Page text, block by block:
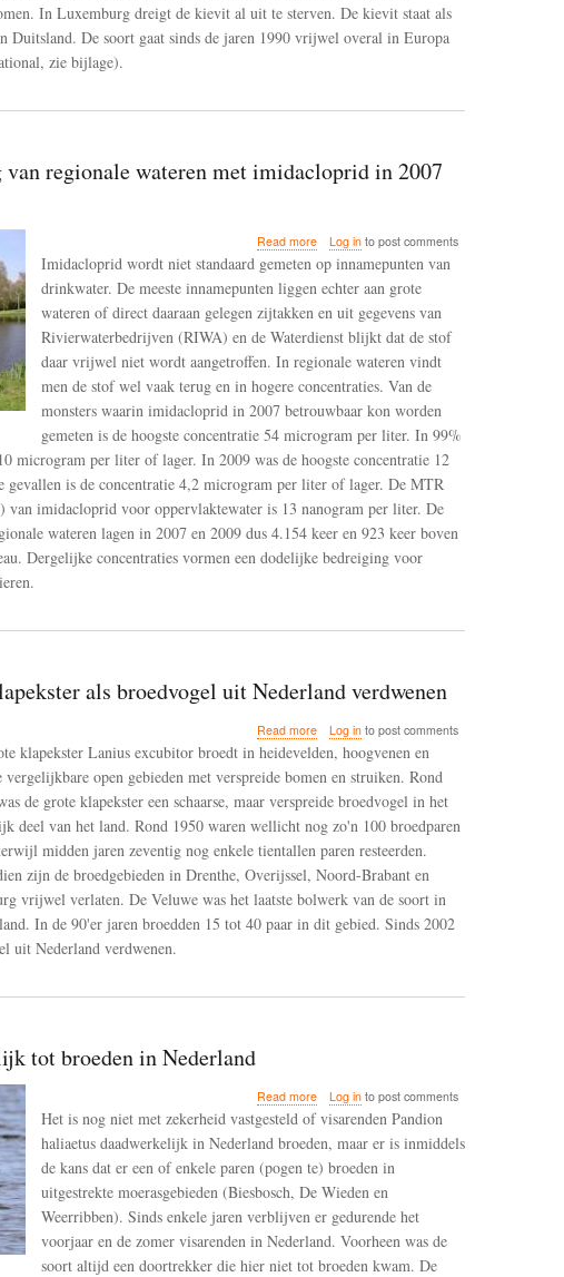
In Luxemburg dreigt de kievit al uit te sterven. De kievit staat als
Duitsland. De soort gaat sinds de jaren 1990 vrijwel overal in Europa
zie bijlage).
regionale wateren met imidacloprid in 2007
Read more about
Extreme
verontreiniging
van
regionale
wateren
imidacloprid
in
2007
2009
Log in to post comments
Imidacloprid wordt niet standaard gemeten op innamepunten van
drinkwater. De meeste innamepunten liggen echter aan grote
wateren of direct daaraan gelegen zijtakken en uit gegevens van
Rivierwaterbedrijven (RIWA) en de Waterdienst blijkt dat de stof
daar vrijwel niet wordt aangetroffen. In regionale wateren vindt
men de stof wel vaak terug en in hogere concentraties. Van de
monsters waarin imidacloprid in 2007 betrouwbaar kon worden
gemeten is de hoogste concentratie 54 microgram per liter. In 99%
microgram per liter of lager. In 2009 was de hoogste concentratie 12
is de concentratie 4,2 microgram per liter of lager. De MTR
van imidacloprid voor oppervlaktewater is 13 nanogram per liter. De
wateren lagen in 2007 en 2009 dus 4.154 keer en 923 keer boven
Dergelijke concentraties vormen een dodelijke bedreiging voor
als broedvogel uit Nederland verdwenen
Read more about
Sinds
2002
is
de
grote
klapekster
als
broedvogel
uit
Nederland
verdwenen
Log in to post comments
klapekster Lanius excubitor broedt in heidevelden, hoogvenen en
vergelijkbare open gebieden met verspreide bomen en struiken. Rond
de grote klapekster een schaarse, maar verspreide broedvogel in het
deel van het land. Rond 1950 waren wellicht nog zo'n 100 broedparen
midden jaren zeventig nog enkele tientallen paren resteerden.
zijn de broedgebieden in Drenthe, Overijssel, Noord-Brabant en
vrijwel verlaten. De Veluwe was het laatste bolwerk van de soort in
In de 90'er jaren broedden 15 tot 40 paar in dit gebied. Sinds 2002
uit Nederland verdwenen.
tot broeden in Nederland
Read more about
De
komt
mogelijk
tot
in
Nederland
Log in to post comments
Het is nog niet met zekerheid vastgesteld of visarenden Pandion
haliaetus daadwerkelijk in Nederland broeden, maar er is inmiddels
de kans dat er een of enkele paren (pogen te) broeden in
uitgestrekte moerasgebieden (Biesbosch, De Wieden en
Weerribben). Sinds enkele jaren verblijven er gedurende het
voorjaar en de zomer visarenden in Nederland. Voorheen was de
soort altijd een doortrekker die hier niet tot broeden kwam. De